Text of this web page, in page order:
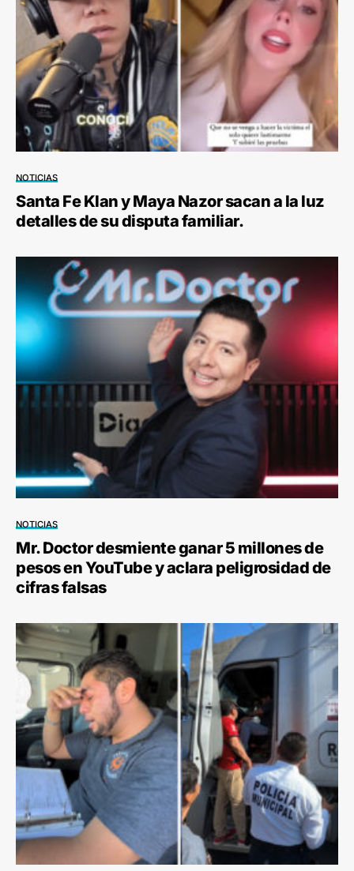
NOTICIAS
Santa Fe Klan y Maya Nazor sacan a la luz
detalles de su disputa familiar.
NOTICIAS
Mr. Doctor desmiente ganar 5 millones de
pesos en YouTube y aclara peligrosidad de
cifras falsas